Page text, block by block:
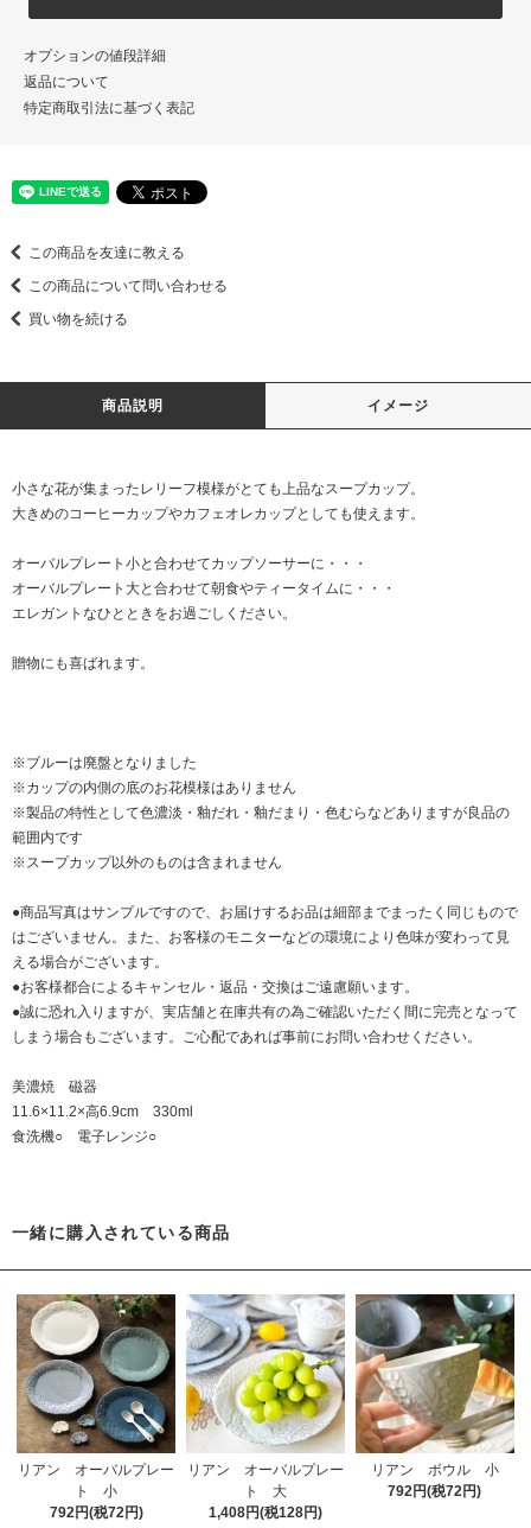
オプションの値段詳細
返品について
特定商取引法に基づく表記
この商品を友達に教える
この商品について問い合わせる
買い物を続ける
商品説明 イメージ
小さな花が集まったレリーフ模様がとても上品なスープカップ。
大きめのコーヒーカップやカフェオレカップとしても使えます。
オーバルプレート小と合わせてカップソーサーに・・・
オーバルプレート大と合わせて朝食やティータイムに・・・
エレガントなひとときをお過ごしください。
贈物にも喜ばれます。
※ブルーは廃盤となりました
※カップの内側の底のお花模様はありません
※製品の特性として色濃淡・釉だれ・釉だまり・色むらなどありますが良品の
範囲内です
※スープカップ以外のものは含まれません
●商品写真はサンプルですので、お届けするお品は細部までまったく同じもので
はございません。また、お客様のモニターなどの環境により色味が変わって見
える場合がございます。
●お客様都合によるキャンセル・返品・交換はご遠慮願います。
●誠に恐れ入りますが、実店舗と在庫共有の為ご確認いただく間に完売となって
しまう場合もございます。ご心配であれば事前にお問い合わせください。
美濃焼 磁器
11.6×11.2×高6.9cm 330ml
食洗機○ 電子レンジ○
一緒に購入されている商品
リアン オーバルプレー
ト 小
792円(税72円)
リアン オーバルプレー
ト 大
1,408円(税128円)
リアン ボウル 小
792円(税72円)